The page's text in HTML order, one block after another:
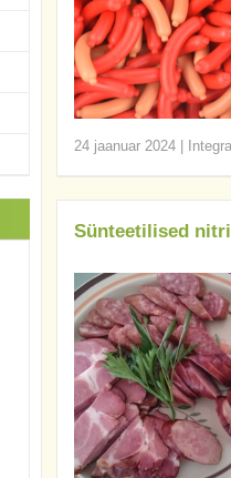
24 jaanuar 2024
Sünteetilised